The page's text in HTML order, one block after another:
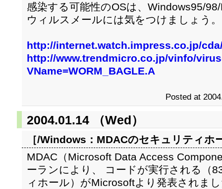
感染する可能性のOSは、Windows95/
ウィルスメールには気をつけましょう。
http://internet.watch.impress.co.jp/
http://www.trendmicro.co.jp/vinfo/
VName=WORM_BAGLE.A
Posted at
2004.01.14 （Wed）
［/Windows： MDACのセキュリティホ
MDAC（Microsoft Data Access
ーランにより、 コードが実行される（
ィホール）がMicrosoftより発表されま